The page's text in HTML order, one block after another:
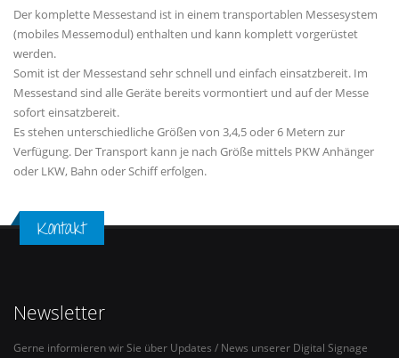
Der komplette Messestand ist in einem transportablen Messesystem
(mobiles Messemodul) enthalten und kann komplett vorgerüstet
werden.
Somit ist der Messestand sehr schnell und einfach einsatzbereit. Im
Messestand sind alle Geräte bereits vormontiert und auf der Messe
sofort einsatzbereit.
Es stehen unterschiedliche Größen von 3,4,5 oder 6 Metern zur
Verfügung. Der Transport kann je nach Größe mittels PKW Anhänger
oder LKW, Bahn oder Schiff erfolgen.
Kontakt
Newsletter
Gerne informieren wir Sie über Updates / News unserer Digital Signage